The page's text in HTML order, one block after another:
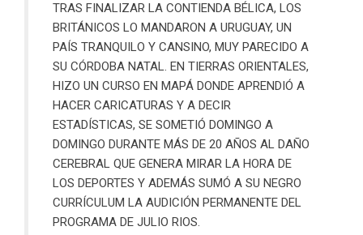
TRAS FINALIZAR LA CONTIENDA BÉLICA, LOS
BRITÁNICOS LO MANDARON A URUGUAY, UN
PAÍS TRANQUILO Y CANSINO, MUY PARECIDO A
SU CÓRDOBA NATAL. EN TIERRAS ORIENTALES,
HIZO UN CURSO EN MAPÁ DONDE APRENDIÓ A
HACER CARICATURAS Y A DECIR
ESTADÍSTICAS, SE SOMETIÓ DOMINGO A
DOMINGO DURANTE MÁS DE 20 AÑOS AL DAÑO
CEREBRAL QUE GENERA MIRAR LA HORA DE
LOS DEPORTES Y ADEMÁS SUMÓ A SU NEGRO
CURRÍCULUM LA AUDICIÓN PERMANENTE DEL
PROGRAMA DE JULIO RIOS.